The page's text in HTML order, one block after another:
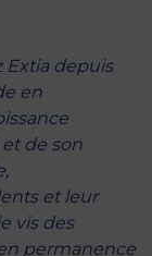
Extia depuis
en
de son
et leur
vis des
permanence